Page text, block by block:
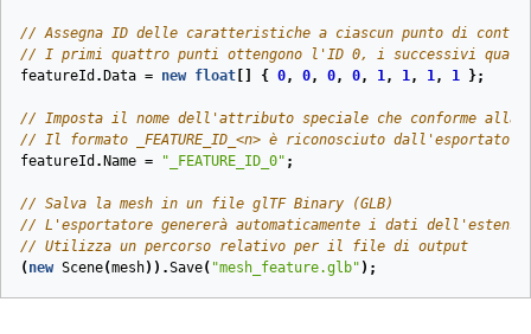
// Assegna ID delle caratteristiche a ciascun punto di
// I primi quattro punti ottengono l'ID 0, i successivi
featureId . Data = new float { 0, 0, 0, 0, 1, 1, 1, 1 };
// Imposta il nome dell'attributo speciale che conforme alla
// Il formato _FEATURE_ID_<n> è riconosciuto dall'esportatore
featureId . Name = "_FEATURE_ID_0" ;
// Salva la mesh in un file glTF Binary (GLB)
// L'esportatore genererà automaticamente i dati
// Utilizza un percorso relativo per il file di output
( new Scene(mesh)).Save( "mesh_feature.glb" );